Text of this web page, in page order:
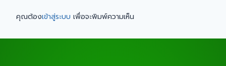
คุณต้องเข้าสู่ระบบ เพื่อจะพิมพ์ความเห็น